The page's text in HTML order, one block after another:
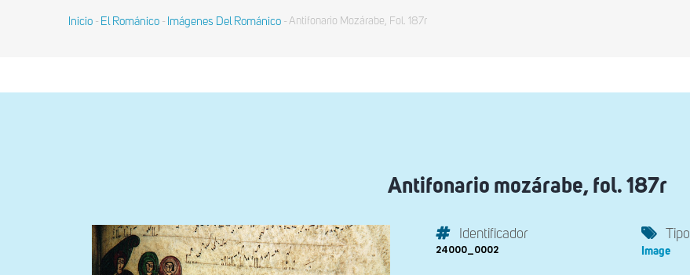
Sobrescribir
Inicio - El Románico - Imágenes Del Románico - Antifonario Mozárabe, Fol. 187r
Antifonario mozárabe, fol. 187r
Identificador
24000_0002
Tipo
Image